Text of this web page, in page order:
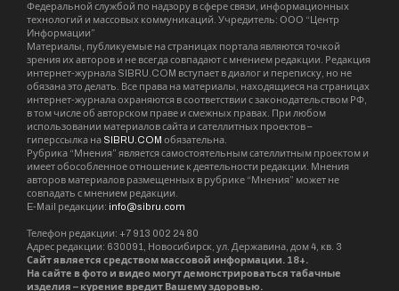
Федеральной службой по надзору в сфере связи, информационных
технологий и массовых коммуникаций. Учредитель: ООО “Центр
Информации”
Материалы, публикуемые на страницах портала являются точкой
зрения их авторов и не всегда совпадают с мнением редакции. Редакция
интернет-журнала SIBRU.COM вступает в диалог и переписку, но не
обязана это делать. Все права на материалы, находящиеся на страницах
интернет-журнала охраняются в соответствии с законодательством РФ,
в том числе об авторском праве и смежных правах. При любом
использовании материалов сайта и сателлитных проектов –
гиперссылка на SIBRU.COM обязательна.
Рубрика “Мнения” является самостоятельным сателлитным проектом и
имеет обособленное отношение к деятельности редакции. Мнения
авторов материалов размещенных в рубрике “Мнения” может не
совпадать с мнением редакции.
E-Mail редакции: info@sibru.com
Телефон редакции: +7 913 002 24 80
Адрес редакции: 630091, Новосибирск, ул. Державина, дом 4, кв. 3
Сайт является средством массовой информации. 18+.
На сайте в фото и видео могут демонстрироваться табачные
изделия – курение вредит Вашему здоровью.